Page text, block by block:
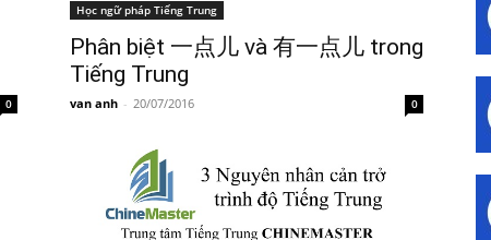
0
Học ngữ pháp Tiếng Trung
Phân biệt 一点儿 và 有一点儿 trong
Tiếng Trung
van anh - 20/07/2016 0